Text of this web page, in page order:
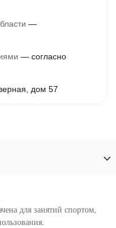
согласно
дом 57
для занятий спортом,